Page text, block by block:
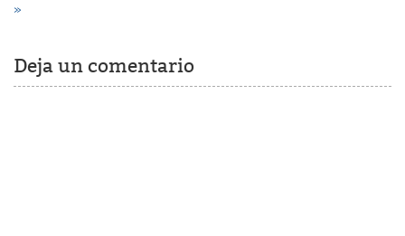
entradas
»
Deja un comentario